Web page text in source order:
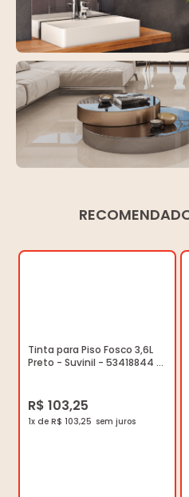
Tinta para Piso Fosco 3,6L
Preto - Suvinil - 53418844 -
R$ 103,25
1x de R$ 103,25